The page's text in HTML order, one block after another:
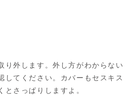
り外します。外し方がわからない
してください。カバーもセスキス
とさっぱりしますよ。